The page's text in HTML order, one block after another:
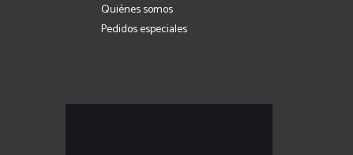
Quiénes somos
Pedidos especiales